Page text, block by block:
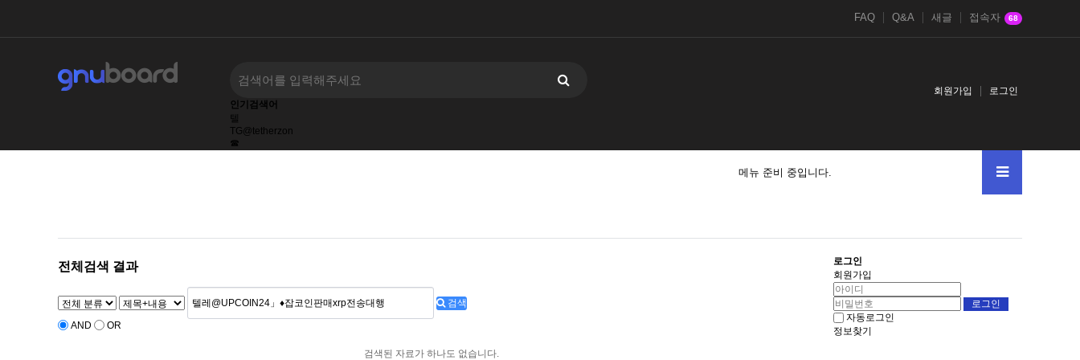
FAQ Q&A 새글 접속자 68
인기검색어
텔
TG@tetherzon
☎
회원가입 로그인
메뉴 준비 중입니다.
전체검색 결과
검색
AND OR
검색된 자료가 하나도 없습니다.
로그인
회원가입
자동로그인
정보찾기